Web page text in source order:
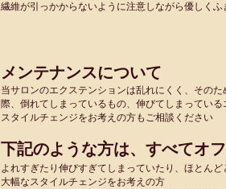
繊維が引っかからないように注意しながら優しく
メンテナンスについて
当サロンのエクステンションは乱れにくく、そのた
際、倒れてしまっているもの、伸びてしまってい
スタイルチェンジをお考えの方もご相談ください
下記のような方は、すべてオ
よれすぎたり伸びすぎてしまっていたり、ほとん
大幅なスタイルチェンジをお考えの方